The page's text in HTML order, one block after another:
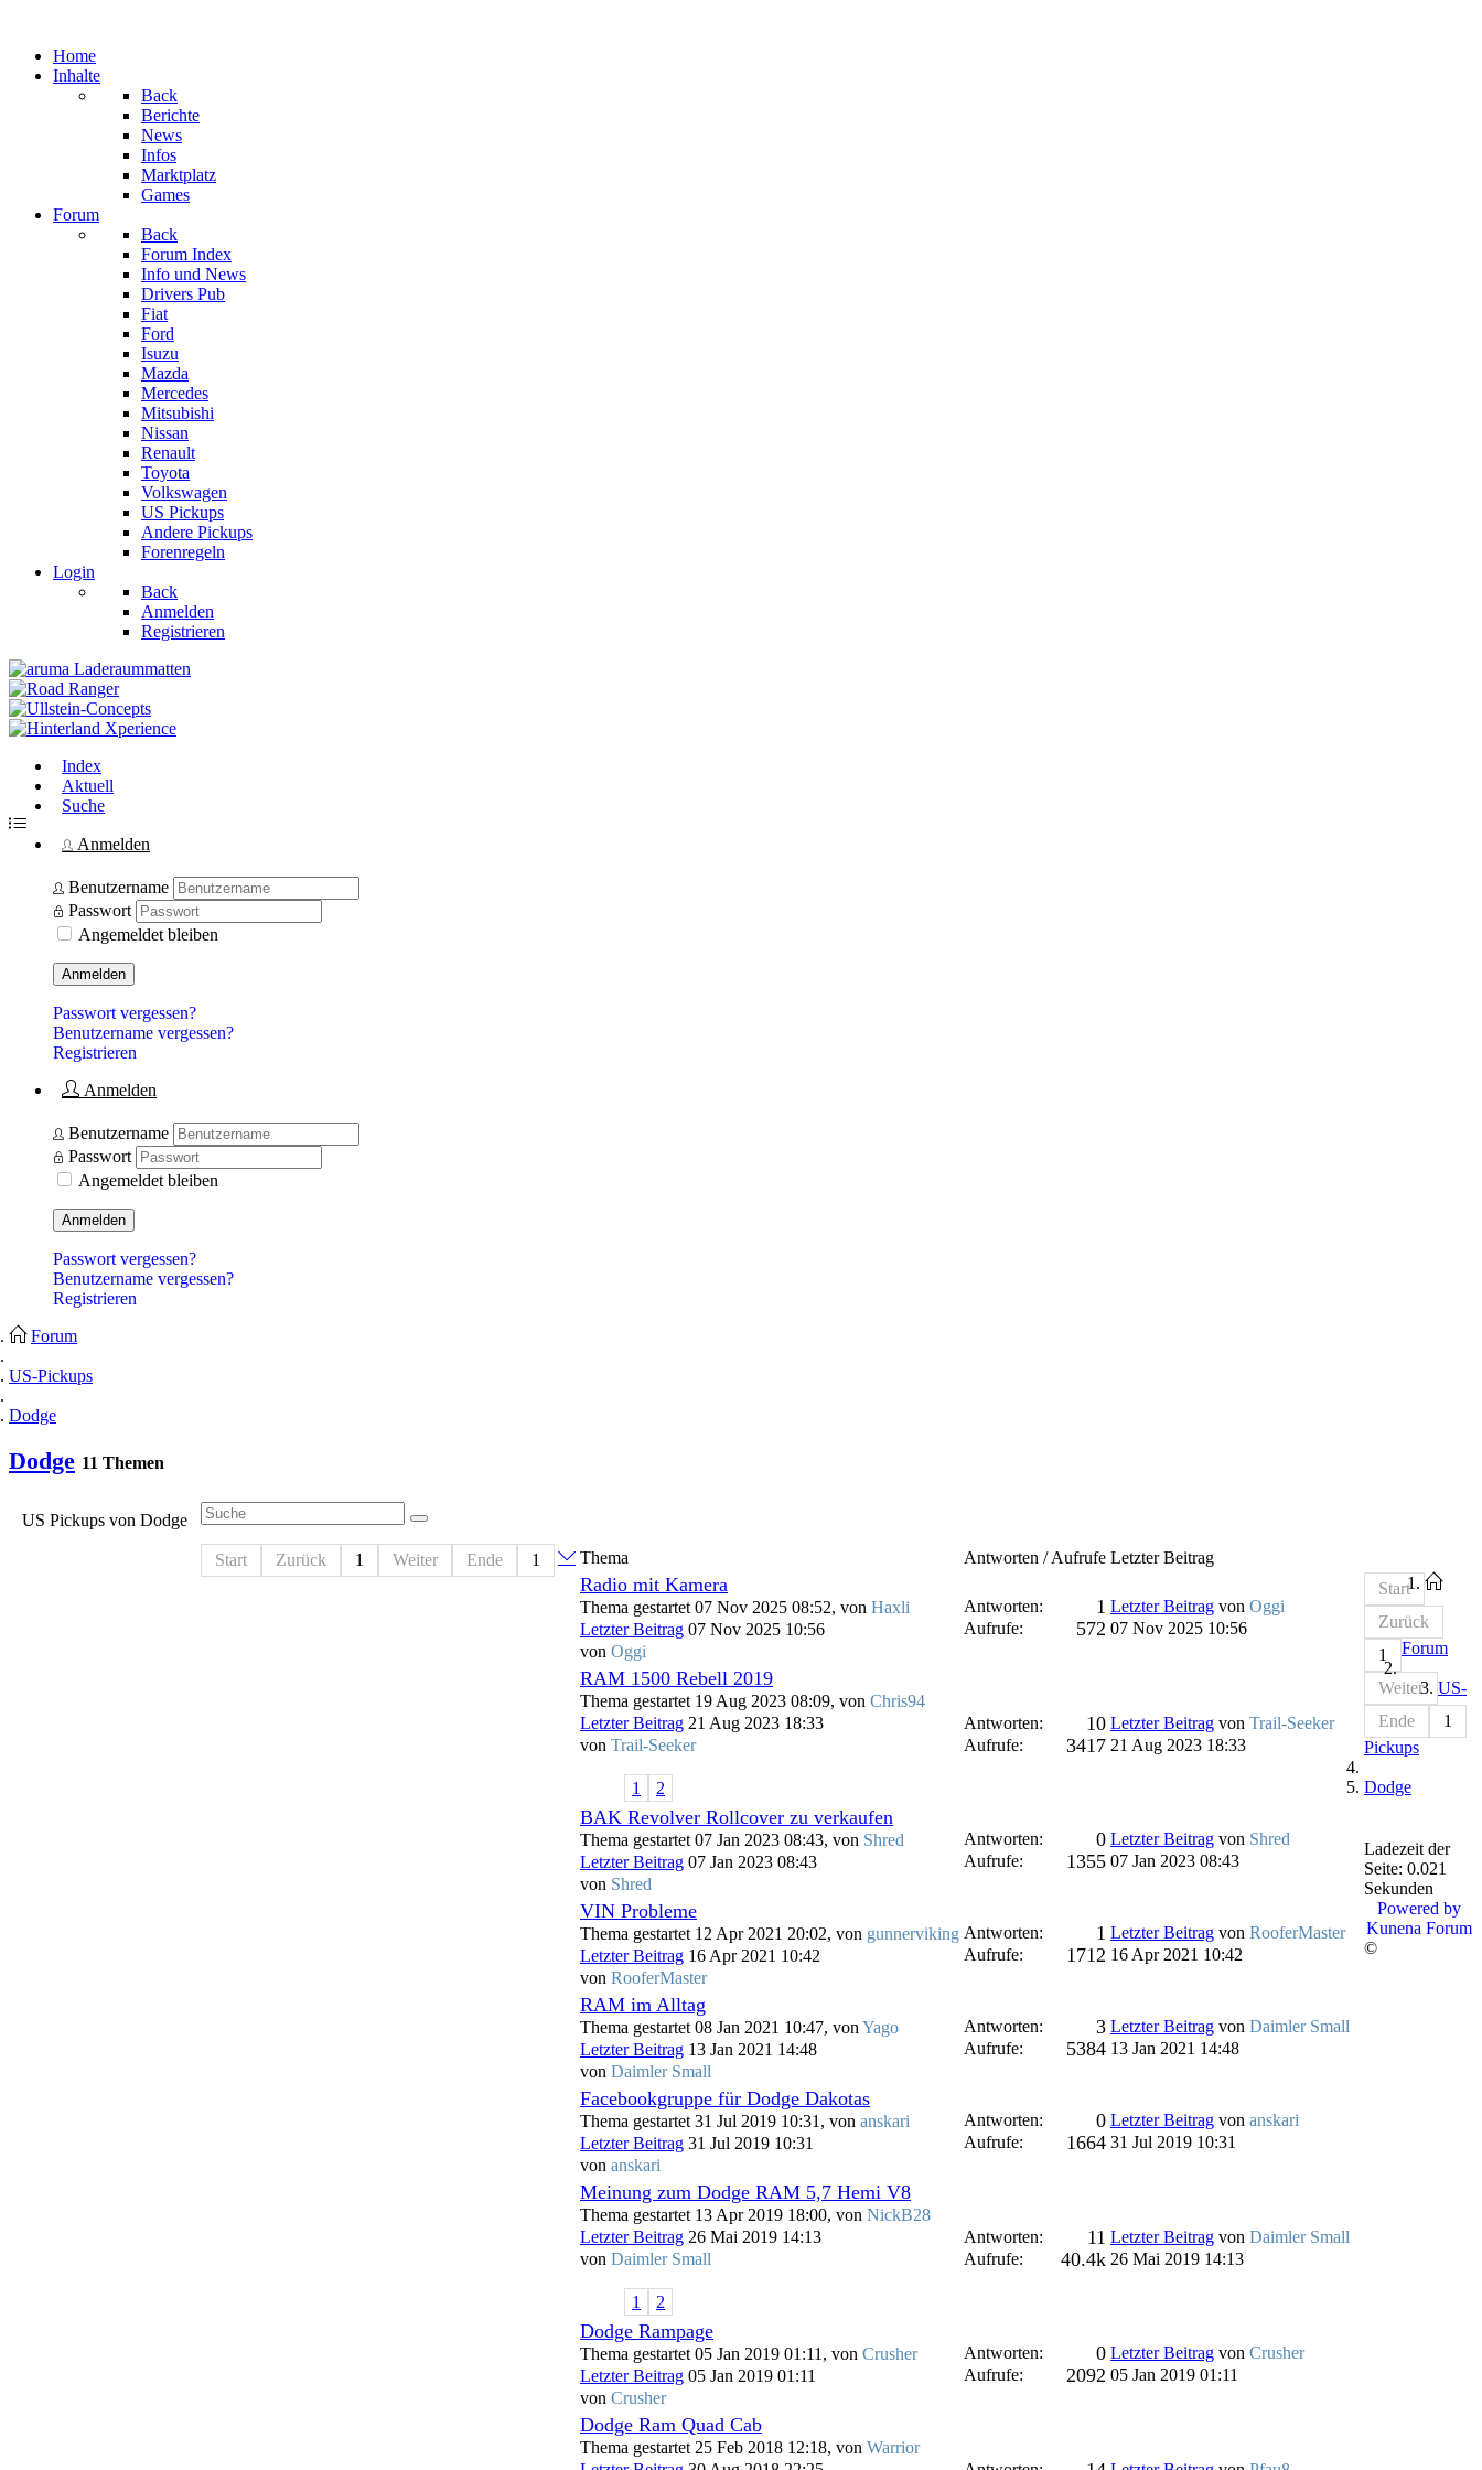
Home
Inhalte
Back
Berichte
News
Infos
Marktplatz
Games
Forum
Back
Forum Index
Info und News
Drivers Pub
Fiat
Ford
Isuzu
Mazda
Mercedes
Mitsubishi
Nissan
Renault
Toyota
Volkswagen
US Pickups
Andere Pickups
Forenregeln
Login
Back
Anmelden
Registrieren
Index
Aktuell
Suche
Anmelden
Benutzername
Passwort
Angemeldet bleiben
Anmelden
Passwort vergessen?
Benutzername vergessen?
Registrieren
Anmelden
Benutzername
Passwort
Angemeldet bleiben
Anmelden
Passwort vergessen?
Benutzername vergessen?
Registrieren
Forum
US-Pickups
Dodge
Dodge 11 Themen
US Pickups von Dodge
Start Zurück 1 Weiter Ende 1 Thema Antworten / Aufrufe Letzter Beitrag
Radio mit Kamera
Thema gestartet 07 Nov 2025 08:52, von Haxli
Letzter Beitrag 07 Nov 2025 10:56
von Oggi
Antworten: 1
Aufrufe: 572
Letzter Beitrag von Oggi
07 Nov 2025 10:56
RAM 1500 Rebell 2019
Thema gestartet 19 Aug 2023 08:09, von Chris94
Letzter Beitrag 21 Aug 2023 18:33
von Trail-Seeker
1 2
Antworten: 10
Aufrufe: 3417
Letzter Beitrag von Trail-Seeker
21 Aug 2023 18:33
BAK Revolver Rollcover zu verkaufen
Thema gestartet 07 Jan 2023 08:43, von Shred
Letzter Beitrag 07 Jan 2023 08:43
von Shred
Antworten: 0
Aufrufe: 1355
Letzter Beitrag von Shred
07 Jan 2023 08:43
VIN Probleme
Thema gestartet 12 Apr 2021 20:02, von gunnerviking
Letzter Beitrag 16 Apr 2021 10:42
von RooferMaster
Antworten: 1
Aufrufe: 1712
Letzter Beitrag von RooferMaster
16 Apr 2021 10:42
RAM im Alltag
Thema gestartet 08 Jan 2021 10:47, von Yago
Letzter Beitrag 13 Jan 2021 14:48
von Daimler Small
Antworten: 3
Aufrufe: 5384
Letzter Beitrag von Daimler Small
13 Jan 2021 14:48
Facebookgruppe für Dodge Dakotas
Thema gestartet 31 Jul 2019 10:31, von anskari
Letzter Beitrag 31 Jul 2019 10:31
von anskari
Antworten: 0
Aufrufe: 1664
Letzter Beitrag von anskari
31 Jul 2019 10:31
Meinung zum Dodge RAM 5,7 Hemi V8
Thema gestartet 13 Apr 2019 18:00, von NickB28
Letzter Beitrag 26 Mai 2019 14:13
von Daimler Small
1 2
Antworten: 11
Aufrufe: 40.4k
Letzter Beitrag von Daimler Small
26 Mai 2019 14:13
Dodge Rampage
Thema gestartet 05 Jan 2019 01:11, von Crusher
Letzter Beitrag 05 Jan 2019 01:11
von Crusher
Antworten: 0
Aufrufe: 2092
Letzter Beitrag von Crusher
05 Jan 2019 01:11
Dodge Ram Quad Cab
Thema gestartet 25 Feb 2018 12:18, von Warrior
Start
Zurück
1
Weiter
Ende
1
Forum
US-
Pickups
Dodge
Ladezeit der
Seite: 0.021
Sekunden
Powered by
Kunena Forum
©